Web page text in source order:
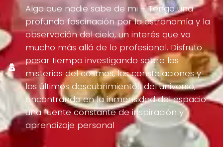
Algo que nadie sabe de mi – Tengo una
profunda fascinación por la astronomía y la
observación del cielo, un interés que va
mucho más allá de lo profesional. Disfruto
pasar tiempo investigando sobre los
misterios del cosmos, las constelaciones y
los últimos descubrimientos del universo,
encontrando en la inmensidad del espacio
una fuente constante de inspiración y
aprendizaje personal